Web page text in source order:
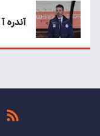
آندره
حسن